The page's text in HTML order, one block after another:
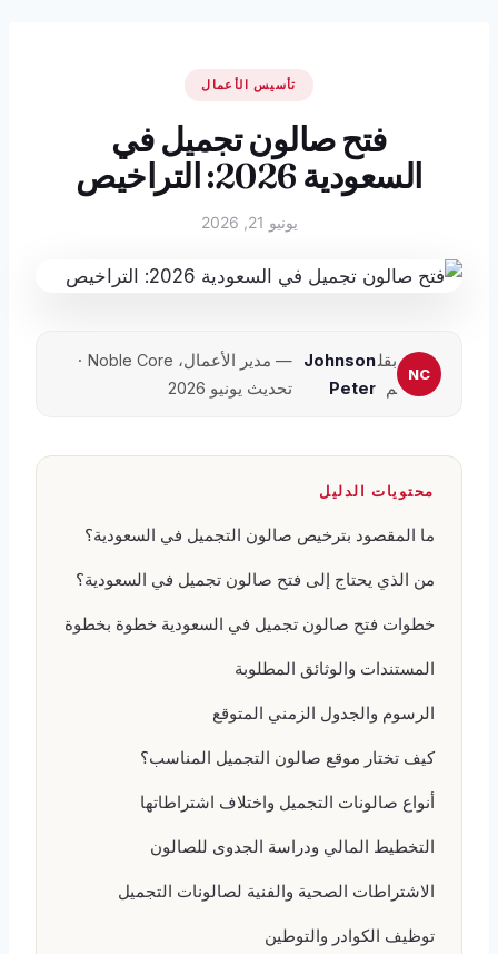
تأسيس الأعمال
فتح صالون تجميل في
السعودية 2026: التراخيص
يونيو 21, 2026
بقل
م
Johnson
Peter
— مدير الأعمال، Noble Core ·
تحديث يونيو 2026
محتويات الدليل
ما المقصود بترخيص صالون التجميل في السعودية؟
من الذي يحتاج إلى فتح صالون تجميل في السعودية؟
خطوات فتح صالون تجميل في السعودية خطوة بخطوة
المستندات والوثائق المطلوبة
الرسوم والجدول الزمني المتوقع
كيف تختار موقع صالون التجميل المناسب؟
أنواع صالونات التجميل واختلاف اشتراطاتها
التخطيط المالي ودراسة الجدوى للصالون
الاشتراطات الصحية والفنية لصالونات التجميل
توظيف الكوادر والتوطين